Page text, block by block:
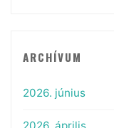
ARCHÍVUM
2026. június